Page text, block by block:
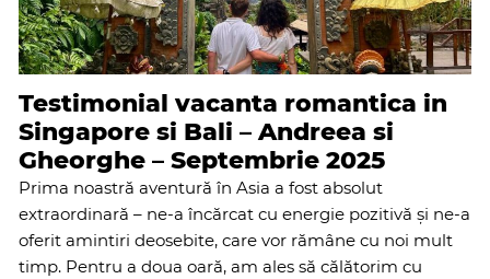
Testimonial vacanta romantica in
Singapore si Bali – Andreea si
Gheorghe – Septembrie 2025
Prima noastră aventură în Asia a fost absolut
extraordinară – ne-a încărcat cu energie pozitivă și ne-a
oferit amintiri deosebite, care vor rămâne cu noi mult
timp. Pentru a doua oară, am ales să călătorim cu